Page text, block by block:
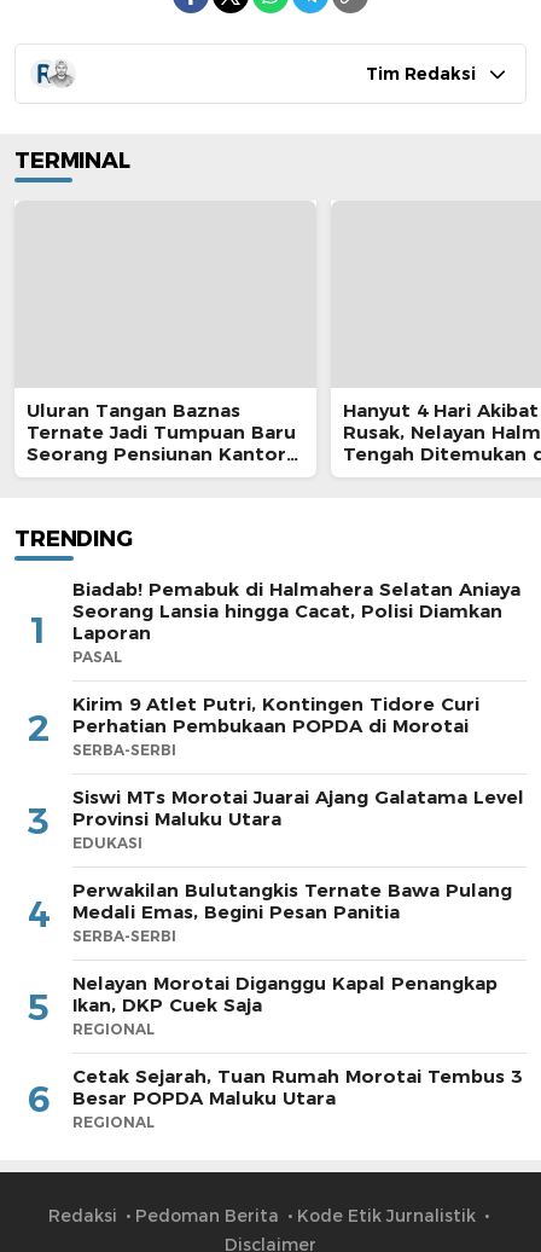
Tim Redaksi
TERMINAL
Uluran Tangan Baznas
Ternate Jadi Tumpuan Baru
Seorang Pensiunan Kantor
Pos
Hanyut 4 Hari
Rusak, Nelayan
Tengah Ditemukan
Morotai
TRENDING
1
Biadab! Pemabuk di Halmahera Selatan Aniaya
Seorang Lansia hingga Cacat, Polisi Diamkan
Laporan
PASAL
2
Kirim 9 Atlet Putri, Kontingen Tidore Curi
Perhatian Pembukaan POPDA di Morotai
SERBA-SERBI
3
Siswi MTs Morotai Juarai Ajang Galatama Level
Provinsi Maluku Utara
EDUKASI
4
Perwakilan Bulutangkis Ternate Bawa Pulang
Medali Emas, Begini Pesan Panitia
SERBA-SERBI
5
Nelayan Morotai Diganggu Kapal Penangkap
Ikan, DKP Cuek Saja
REGIONAL
6
Cetak Sejarah, Tuan Rumah Morotai Tembus 3
Besar POPDA Maluku Utara
REGIONAL
Redaksi Pedoman Berita
Kode Etik Jurnalistik
Disclaimer